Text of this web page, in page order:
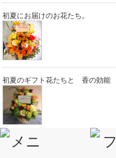
初夏にお届けのお花たち。
初夏のギフト花たちと 香の効能
やわらかなお供えのお花たち